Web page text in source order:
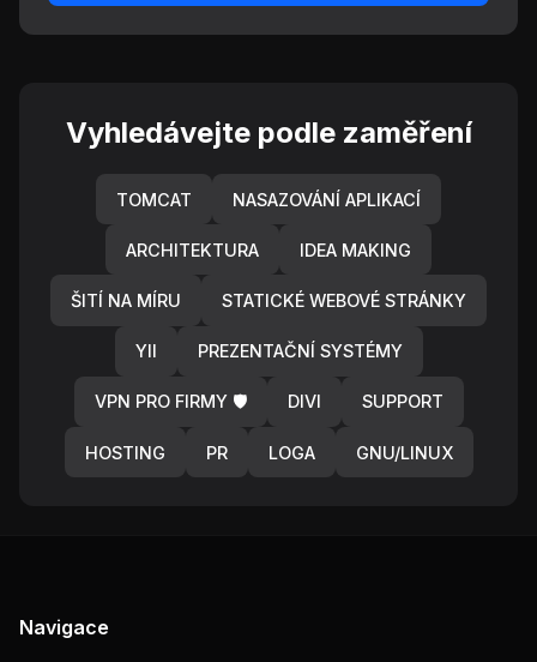
Vyhledávejte podle zaměření
TOMCAT NASAZOVÁNÍ APLIKACÍ
ARCHITEKTURA IDEA MAKING
ŠITÍ NA MÍRU STATICKÉ WEBOVÉ STRÁNKY
YII PREZENTAČNÍ SYSTÉMY
VPN PRO FIRMY 🛡️ DIVI SUPPORT
HOSTING PR LOGA GNU/LINUX
Navigace